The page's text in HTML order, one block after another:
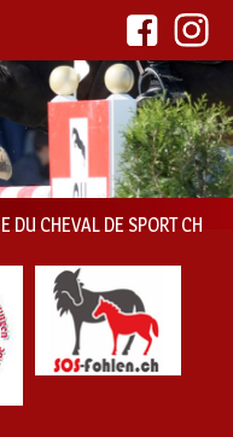
DU CHEVAL DE SPORT CH